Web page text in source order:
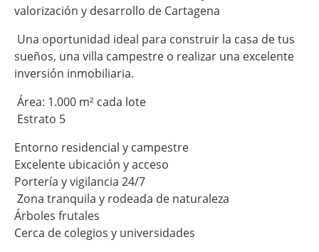
valorización y desarrollo de Cartagena
Una oportunidad ideal para construir la casa de tus
sueños, una villa campestre o realizar una excelente
inversión inmobiliaria.
Área: 1.000 m² cada lote
Estrato 5
Entorno residencial y campestre
Excelente ubicación y acceso
Portería y vigilancia 24/7
Zona tranquila y rodeada de naturaleza
Árboles frutales
Cerca de colegios y universidades